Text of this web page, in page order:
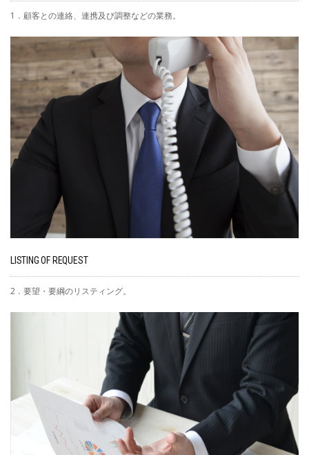
1．顧客との連絡、連携及び調整などの業務。
LISTING OF REQUEST
2．要望・要綱のリスティング。